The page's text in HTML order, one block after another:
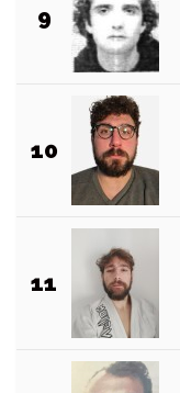
9
10
11